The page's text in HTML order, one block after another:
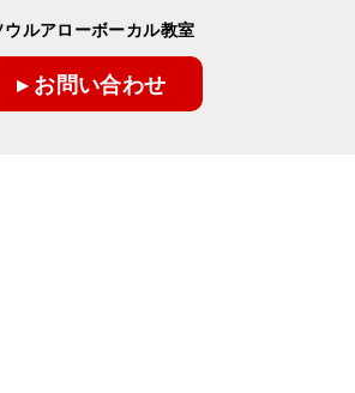
ウルアローボーカル教室
▸ お問い合わせ